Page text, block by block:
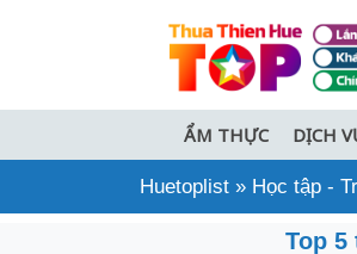
ẨM THỰC DỊCH
Huetoplist » Học tập -
Top